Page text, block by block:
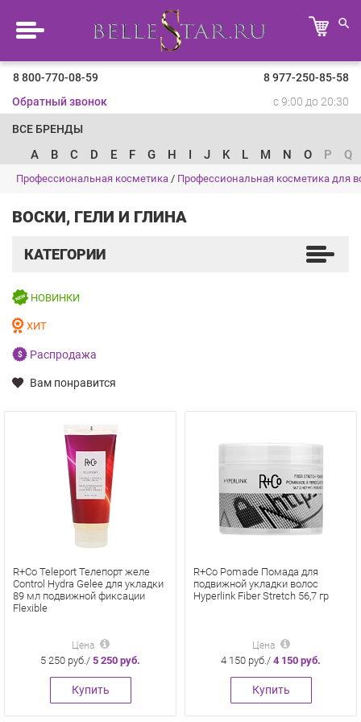
8 800-770-08-59
8 977-250-85-58
Обратный звонок
с 9:00 до 20:30
ВСЕ БРЕНДЫ
A B C D E F G H I J K L M N O P Q
Профессиональная косметика / Профессиональная косметика для
ВОСКИ, ГЕЛИ И ГЛИНА
КАТЕГОРИИ
НОВИНКИ
ХИТ
Распродажа
Вам понравится
R+Co Teleport Телепорт желе
Control Hydra Gelee для укладки
89 мл подвижной фиксации
Flexible
Цена
5 250 руб./ 5 250 руб.
Купить
R+Co Pomade Помада для
подвижной укладки волос
Hyperlink Fiber Stretch 56,7 гр
Цена
4 150 руб./ 4 150 руб.
Купить